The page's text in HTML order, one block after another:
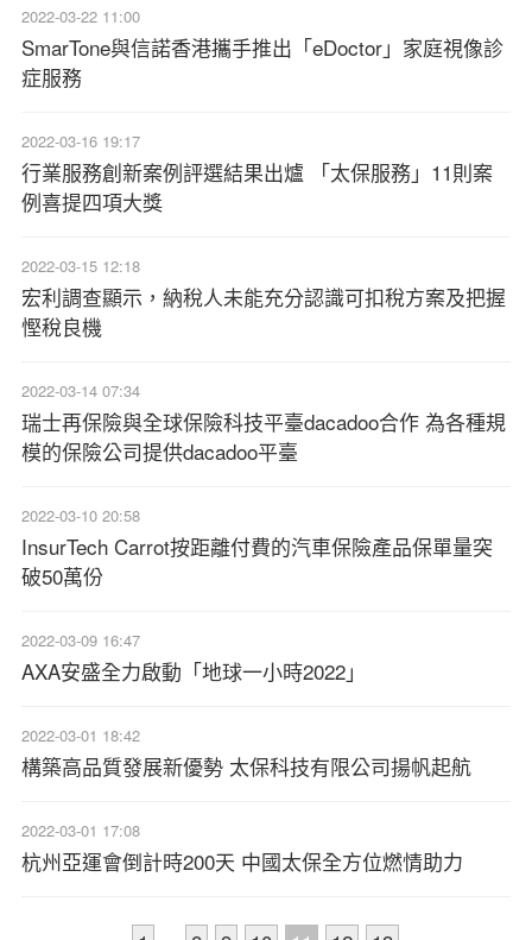
2022-03-22 11:00
SmarTone與信諾香港攜手推出「eDoctor」家庭視像診
症服務
2022-03-16 19:17
行業服務創新案例評選結果出爐 「太保服務」11則案
例喜提四項大獎
2022-03-15 12:18
宏利調查顯示，納稅人未能充分認識可扣稅方案及把握
慳稅良機
2022-03-14 07:34
瑞士再保險與全球保險科技平臺dacadoo合作 為各種規
模的保險公司提供dacadoo平臺
2022-03-10 20:58
InsurTech Carrot按距離付費的汽車保險產品保單量突
破50萬份
2022-03-09 16:47
AXA安盛全力啟動「地球一小時2022」
2022-03-01 18:42
構築高品質發展新優勢 太保科技有限公司揚帆起航
2022-03-01 17:08
杭州亞運會倒計時200天 中國太保全方位燃情助力